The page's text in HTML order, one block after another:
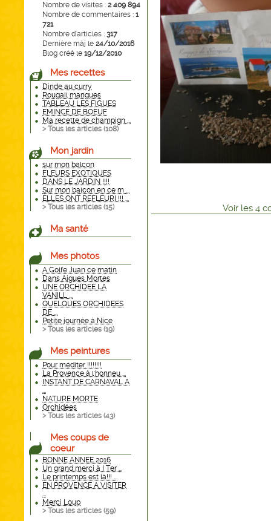
Nombre de visites : 2 409 894
Nombre de commentaires : 1
721
Nombre d'articles : 317
Dernière màj le 24/10/2016
Blog créé le 19/12/2010
Mes recettes
Dinde au curry
Rougail mangues
TABLEAU LES FIGUES
EMINCE DE BOEUF
Ma recette de champign ...
> Tous les articles (108)
Mon jardin
sur mon balcon
FLEURS EXOTIQUES
DANS LE JARDIN !!!!
Sur mon balcon en ce m ...
ELLES ONT REFLEURI !!! ...
> Tous les articles (15)
Ma santé
Mes photos
A Golfe Juan ce matin
Dans Aigues Mortes
UNE ORCHIDEE LA
VANILL ...
QUELQUES ORCHIDEES
DE ...
Petite journée à Nice
> Tous les articles (19)
Mes peintures
Pour méditer !!!!!!!!
La Provence à l'honneu ...
INSTANT DE CARNAVAL A
...
NATURE MORTE
Orchidées
> Tous les articles (43)
Mes coups de
coeur
BONNE ANNEE 2016
Un grand merci à I Ter ...
Le printemps est là!!! ...
EN PROVENCE A VISITER
...
Merci Loup
> Tous les articles (59)
Voir les 4